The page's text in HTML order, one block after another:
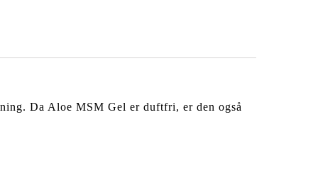
Da Aloe MSM Gel er duftfri, er den også